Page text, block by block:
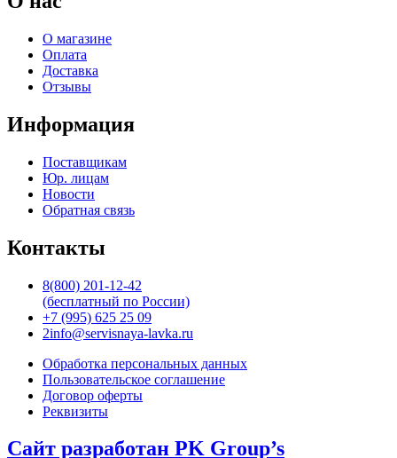
О магазине
Оплата
Доставка
Отзывы
Информация
Поставщикам
Юр. лицам
Новости
Обратная связь
Контакты
8(800) 201-12-42
(бесплатный по России)
+7 (995) 625 25 09
2info@servisnaya-lavka.ru
Обработка персональных данных
Пользовательское соглашение
Договор оферты
Реквизиты
Сайт разработан PK Group’s